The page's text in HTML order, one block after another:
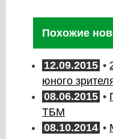
Похожие
12.09.2015 •
юного
08.06.2015 •
ТБМ
08.10.2014 •